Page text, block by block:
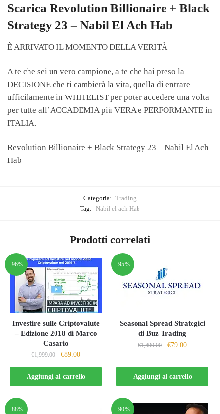
Scarica Revolution Billionaire + Black
Strategy 23 – Nabil El Ach Hab
È ARRIVATO IL MOMENTO DELLA VERITÀ
A te che sei un vero campione, a te che hai preso la
DECISIONE che ti cambierà la vita, quella di entrare
ufficilamente in WHITELIST per poter accedere una volta
per tutte all’ACCADEMIA più VERA e PERFORMANTE in
ITALIA.
Revolution Billionaire + Black Strategy 23 – Nabil El Ach
Hab
Categoria: Trading
Tag: Nabil el ach Hab
Prodotti correlati
-96%
Investire sulle Criptovalute
– Edizione 2018 di Marco
Casario
€1,999.00
Il
originale
era:
€89.00Il
attuale
è:
Aggiungi al carrello
-95%
Seasonal Spread Strategici
di Buz Trading
€1,490.00
Il
originale
era:
€1,490.00.
€79.00Il
attuale
è:
€79.00.
Aggiungi al carrello
-88% -90%